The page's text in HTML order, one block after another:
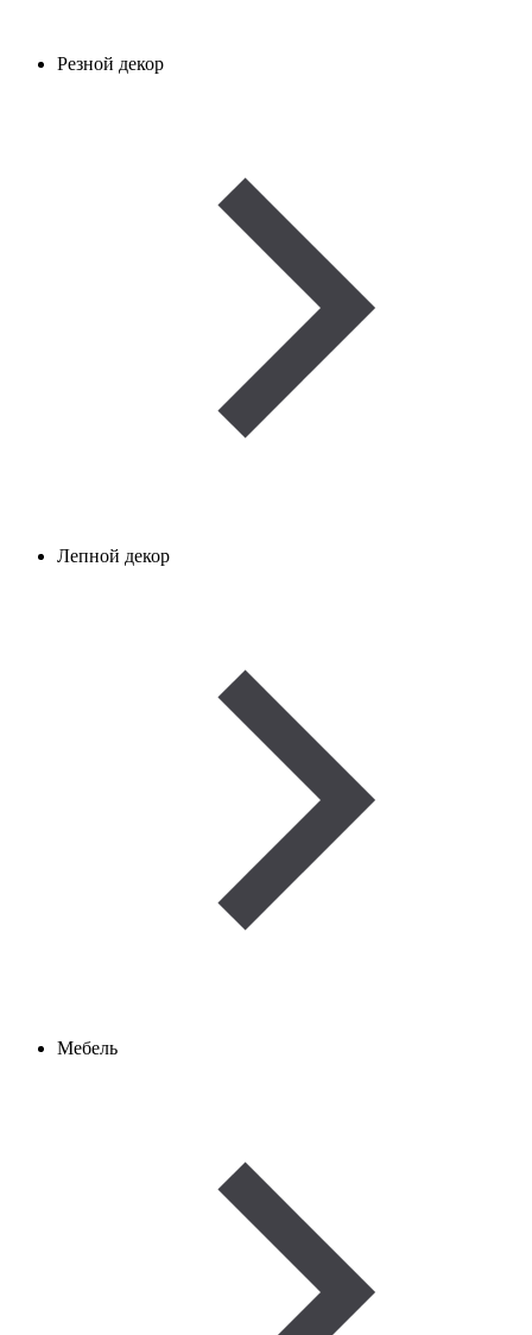
Резной декор
Лепной декор
Мебель